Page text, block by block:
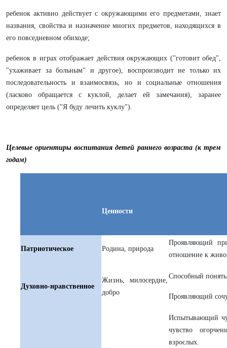
ребенок активно действует с окружающими его предметами, знает
названия, свойства и назначение многих предметов, находящихся в
его повседневном обиходе;
ребенок в играх отображает действия окружающих ("готовит обед",
"ухаживает за больным" и другое), воспроизводит не только их
последовательность и взаимосвязь, но и социальные отношения
(ласково обращается с куклой, делает ей замечания), заранее
определяет цель ("Я буду лечить куклу").
Целевые ориентиры воспитания детей раннего возраста (к трем
годам)
Ценности
Патриотическое Родина, природа
Проявляющий
отношение к
Духовно-нравственное
Жизнь, милосердие,
добро
Способный
Проявляющий
Испытывающий
чувство
взрослых.